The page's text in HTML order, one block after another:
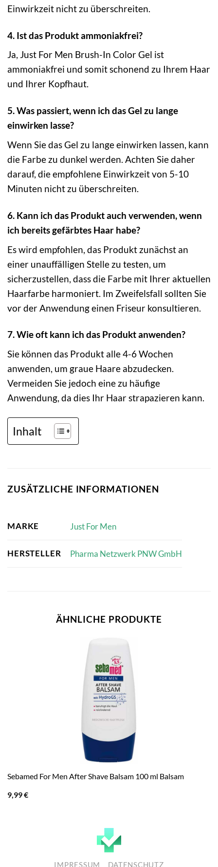
Einwirkzeit nicht zu überschreiten.
4. Ist das Produkt ammoniakfrei?
Ja, Just For Men Brush-In Color Gel ist
ammoniakfrei und somit schonend zu Ihrem Haar
und Ihrer Kopfhaut.
5. Was passiert, wenn ich das Gel zu lange
einwirken lasse?
Wenn Sie das Gel zu lange einwirken lassen, kann
die Farbe zu dunkel werden. Achten Sie daher
darauf, die empfohlene Einwirkzeit von 5-10
Minuten nicht zu überschreiten.
6. Kann ich das Produkt auch verwenden, wenn
ich bereits gefärbtes Haar habe?
Es wird empfohlen, das Produkt zunächst an
einer unauffälligen Stelle zu testen, um
sicherzustellen, dass die Farbe mit Ihrer aktuellen
Haarfarbe harmoniert. Im Zweifelsfall sollten Sie
vor der Anwendung einen Friseur konsultieren.
7. Wie oft kann ich das Produkt anwenden?
Sie können das Produkt alle 4-6 Wochen
anwenden, um graue Haare abzudecken.
Vermeiden Sie jedoch eine zu häufige
Anwendung, da dies Ihr Haar strapazieren kann.
Inhalt
ZUSÄTZLICHE INFORMATIONEN
MARKE Just For Men
HERSTELLER Pharma Netzwerk PNW GmbH
ÄHNLICHE PRODUKTE
Sebamed For Men After Shave Balsam 100 ml Balsam
9,99€
IMPRESSUM DATENSCHUTZ